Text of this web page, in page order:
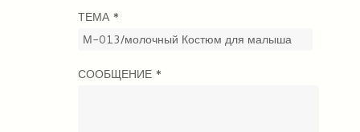
ТЕМА *
СООБЩЕНИЕ *